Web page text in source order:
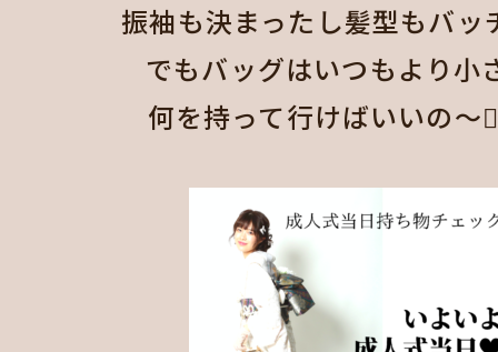
振袖も決まったし髪型もバッチ
でもバッグはいつもより小
何を持って行けばいいの〜